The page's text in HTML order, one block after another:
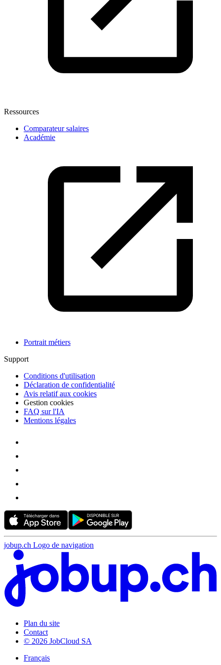
Ressources
Comparateur salaires
Académie
Portrait métiers
Support
Conditions d'utilisation
Déclaration de confidentialité
Avis relatif aux cookies
Gestion cookies
FAQ sur l'IA
Mentions légales
jobup.ch Logo de navigation
Plan du site
Contact
© 2026 JobCloud SA
Français